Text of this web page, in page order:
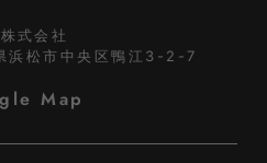
式会社
浜松市中央区鴨江3-2-7
Map